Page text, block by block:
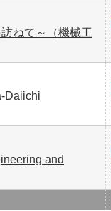
ねて～（機械工
Daiichi
and